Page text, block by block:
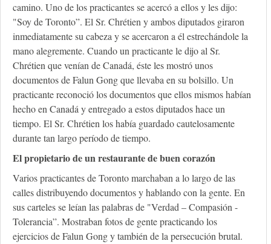
camino. Uno de los practicantes se acercó a ellos y les dijo:
"Soy de Toronto”. El Sr. Chrétien y ambos diputados giraron
inmediatamente su cabeza y se acercaron a él estrechándole la
mano alegremente. Cuando un practicante le dijo al Sr.
Chrétien que venían de Canadá, éste les mostró unos
documentos de Falun Gong que llevaba en su bolsillo. Un
practicante reconoció los documentos que ellos mismos habían
hecho en Canadá y entregado a estos diputados hace un
tiempo. El Sr. Chrétien los había guardado cautelosamente
durante tan largo período de tiempo.
El propietario de un restaurante de buen corazón
Varios practicantes de Toronto marchaban a lo largo de las
calles distribuyendo documentos y hablando con la gente. En
sus carteles se leían las palabras de "Verdad – Compasión -
Tolerancia”. Mostraban fotos de gente practicando los
ejercicios de Falun Gong y también de la persecución brutal.